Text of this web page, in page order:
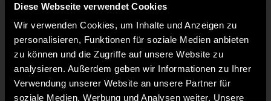
Diese Webseite verwendet Cookies
Wir verwenden Cookies, um Inhalte und Anzeigen zu
personalisieren, Funktionen für soziale Medien anbieten
zu können und die Zugriffe auf unsere Website zu
analysieren. Außerdem geben wir Informationen zu Ihrer
Verwendung unserer Website an unsere Partner für
soziale Medien, Werbung und Analysen weiter. Unsere
TOR 2:6, FELDTOR
TOR 2:5, FELDTOR